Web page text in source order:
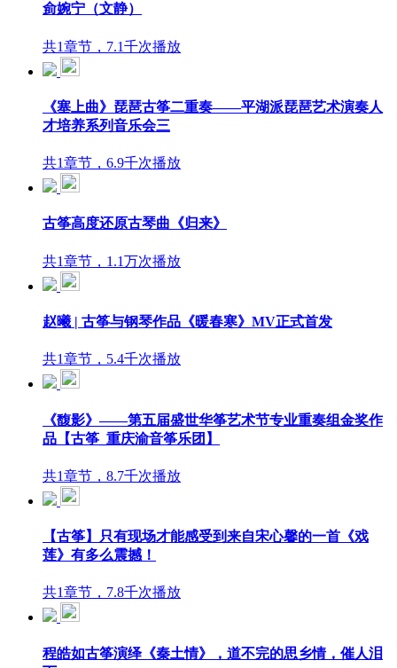
侴婉宁（文静）
共1章节，7.1千次播放
《塞上曲》琵琶古筝二重奏——平湖派琵琶艺术演奏人
才培养系列音乐会三
共1章节，6.9千次播放
古筝高度还原古琴曲《归来》
共1章节，1.1万次播放
赵曦 | 古筝与钢琴作品《暖春寒》MV正式首发
共1章节，5.4千次播放
《馥影》——第五届盛世华筝艺术节专业重奏组金奖作
品【古筝_重庆渝音筝乐团】
共1章节，8.7千次播放
【古筝】只有现场才能感受到来自宋心馨的一首《戏
莲》有多么震撼！
共1章节，7.8千次播放
程皓如古筝演绎《秦土情》，道不完的思乡情，催人泪